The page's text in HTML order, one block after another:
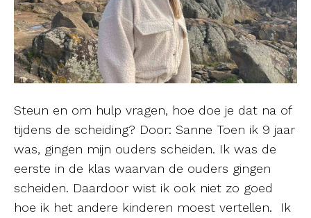
Steun en om hulp vragen, hoe doe je dat na of
tijdens de scheiding? Door: Sanne Toen ik 9 jaar
was, gingen mijn ouders scheiden. Ik was de
eerste in de klas waarvan de ouders gingen
scheiden. Daardoor wist ik ook niet zo goed
hoe ik het andere kinderen moest vertellen. Ik